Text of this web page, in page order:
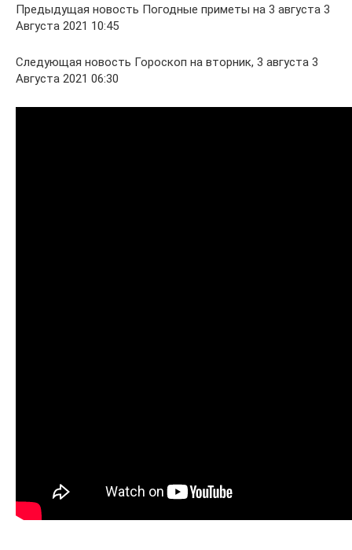
Предыдущая новость Погодные приметы на 3 августа 3
Августа 2021 10:45
Следующая новость Гороскоп на вторник, 3 августа 3
Августа 2021 06:30